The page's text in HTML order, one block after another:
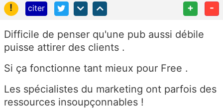
!
citer + -
Difficile de penser qu'une pub aussi débile
puisse attirer des clients .
Si ça fonctionne tant mieux pour Free .
Les spécialistes du marketing ont parfois des
ressources insoupçonnables !